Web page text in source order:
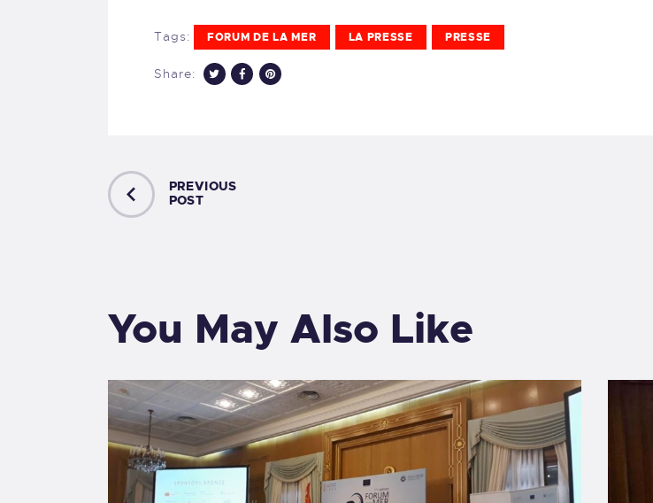
Tags: FORUM DE LA MER LA PRESSE PRESSE
Share:
PREVIOUS
POST
You May Also Like